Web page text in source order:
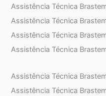
Assistência Técnica
Assistência Técnica
Assistência Técnica
Assistência Técnica
Assistência Técnica
Assistência Técnica